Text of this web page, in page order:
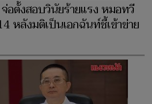
อตั้งสอบวินัยร้ายแรง หมอทวี
หลังมติเป็นเอกฉันท์ชี้เข้าข่าย